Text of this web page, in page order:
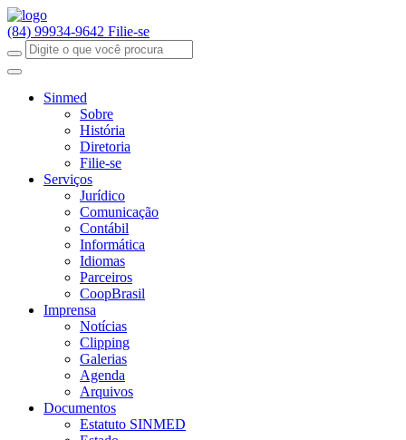
(84) 99934-9642 Filie-se
Sinmed
Sobre
História
Diretoria
Filie-se
Serviços
Jurídico
Comunicação
Contábil
Informática
Idiomas
Parceiros
CoopBrasil
Imprensa
Notícias
Clipping
Galerias
Agenda
Arquivos
Documentos
Estatuto SINMED